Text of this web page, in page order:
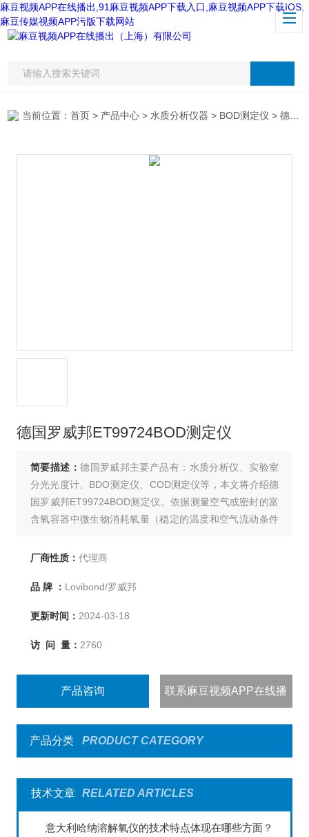
麻豆视频APP在线播出,91麻豆视频APP下载入口,麻豆视频APP下载IOS,
麻豆传媒视频APP污版下载网站
当前位置：首页 > 产品中心 > 水质分析仪器 > BOD测定仪 > 德国罗威邦ET99724BOD测定仪
德国罗威邦ET99724BOD测定仪
简要描述：德国罗威邦主要产品有：水质分析仪、实验室
分光光度计、BDO测定仪、COD测定仪等，本文将介绍德
国罗威邦ET99724BOD测定仪。依据测量空气或密封的富
含氧容器中微生物消耗氧量（稳定的温度和空气流动条件
化钾溶液发生化学反应，压力呼吸在保持持续数量同时更
厂商性质： 代理商
品 牌 ： Lovibond/罗威邦
更新时间： 2024-03-18
访 问 量： 2760
产品咨询 联系麻豆视频APP在线播
出
产品分类
PRODUCT CATEGORY
技术文章 RELATED ARTICLES
意大利哈纳溶解氧仪的技术特点体现在哪些方面？